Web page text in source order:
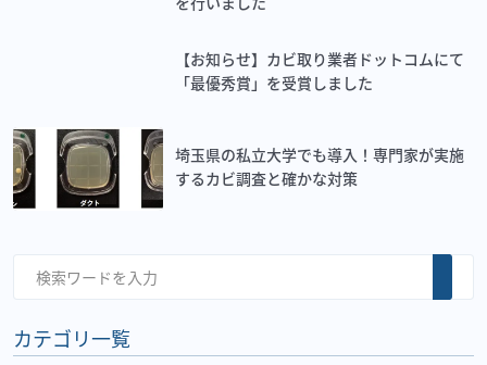
【お知らせ】カビ取り業者ドットコムにて
「最優秀賞」を受賞しました
埼玉県の私立大学でも導入！専門家が実施
するカビ調査と確かな対策
カテゴリ一覧